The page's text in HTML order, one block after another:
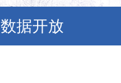
数据开放